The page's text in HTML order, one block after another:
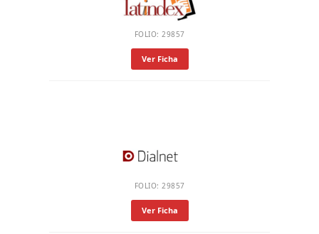
FOLIO: 29857
Ver Ficha
FOLIO: 29857
Ver Ficha